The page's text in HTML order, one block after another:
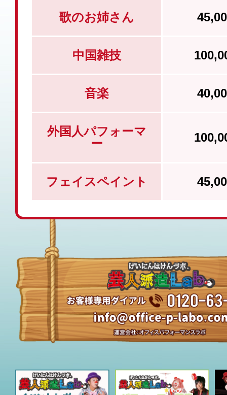
歌のお姉さん
中国雑技
音楽
外国人パフォーマ
ー
フェイスペイント